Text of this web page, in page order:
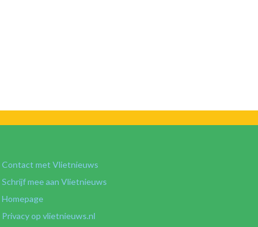
Contact met Vlietnieuws
Schrijf mee aan Vlietnieuws
Homepage
Privacy op vlietnieuws.nl